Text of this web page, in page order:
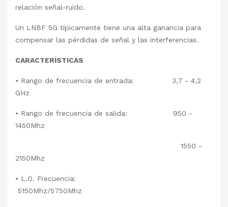
relación señal-ruido.
Un LNBF 5G típicamente tiene una alta ganancia para
compensar las pérdidas de señal y las interferencias.
CARACTERÍSTICAS
• Rango de frecuencia de entrada: 3,7 - 4,2
GHz
• Rango de frecuencia de salida: 950 -
1450Mhz
1550 -
2150Mhz
• L.O. Frecuencia:
5150Mhz/5750Mhz